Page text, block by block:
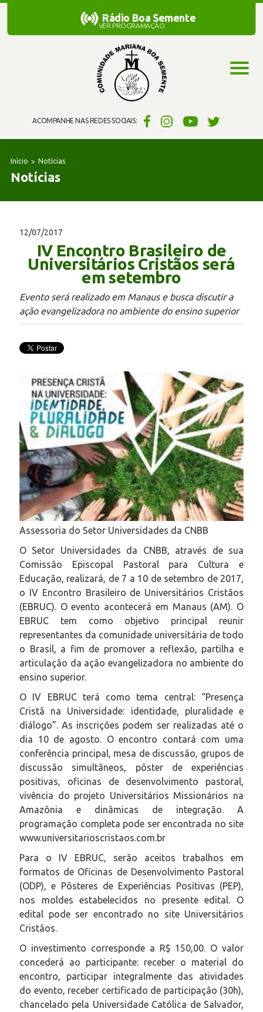
ACOMPANHE NAS REDES SOCIAIS:
Rádio Boa Semente
Rádio Boa Semente
VER PROGRAMAÇÃO
Início Notícias
Notícias
12/07/2017
IV Encontro Brasileiro de
Universitários Cristãos será
em setembro
Evento será realizado em Manaus e busca discutir a
ação evangelizadora no ambiente do ensino superior
Assessoria do Setor Universidades da CNBB
O Setor Universidades da CNBB, através de sua
Comissão Episcopal Pastoral para Cultura e
Educação, realizará, de 7 a 10 de setembro de 2017,
o IV Encontro Brasileiro de Universitários Cristãos
(EBRUC). O evento acontecerá em Manaus (AM). O
EBRUC tem como objetivo principal reunir
representantes da comunidade universitária de todo
o Brasil, a fim de promover a reflexão, partilha e
articulação da ação evangelizadora no ambiente do
ensino superior.
O IV EBRUC terá como tema central: “Presença
Cristã na Universidade: identidade, pluralidade e
diálogo”. As inscrições podem ser realizadas até o
dia 10 de agosto. O encontro contará com uma
conferência principal, mesa de discussão, grupos de
discussão simultâneos, pôster de experiências
positivas, oficinas de desenvolvimento pastoral,
vivência do projeto Universitários Missionários na
Amazônia e dinâmicas de integração. A
programação completa pode ser encontrada no site
www.universitarioscristaos.com.br
Para o IV EBRUC, serão aceitos trabalhos em
formatos de Oficinas de Desenvolvimento Pastoral
(ODP), e Pôsteres de Experiências Positivas (PEP),
nos moldes estabelecidos no presente edital. O
edital pode ser encontrado no site Universitários
Cristãos.
O investimento corresponde a R$ 150,00. O valor
concederá ao participante: receber o material do
encontro, participar integralmente das atividades
do evento, receber certificado de participação (30h),
chancelado pela Universidade Católica de Salvador,